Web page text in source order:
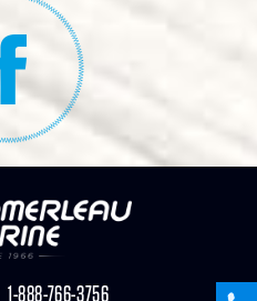
1-888-766-3756